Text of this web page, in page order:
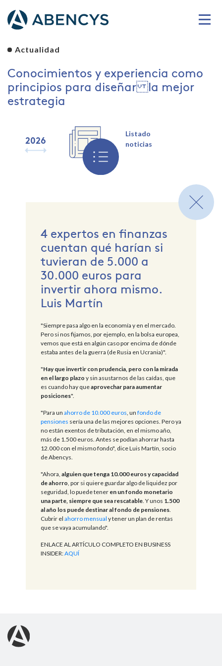
Actualidad
Conocimientos y experiencia como
principios para diseñar la mejor
estrategia
2026 2024 2023 2022 2021
Listado
noticias
4 expertos en finanzas
cuentan qué harían si
tuvieran de 5.000 a
30.000 euros para
invertir ahora mismo.
Luis Martín
"Siempre pasa algo en la economía y en el mercado.
Pero si nos fijamos, por ejemplo, en la bolsa europea,
vemos que está en algún caso por encima de dónde
estaba antes de la guerra (de Rusia en Ucrania)".
"Hay que invertir con prudencia, pero con la mirada
en el largo plazo y sin asustarnos de las caídas, que
es cuando hay queaprovechar para aumentar
posiciones".
"Para un ahorro de 10.000 euros , un fondo de
pensiones sería una de las mejores opciones. Pero ya
no están exentos de tributación, en el mismo año,
más de 1.500 euros. Antes se podían ahorrar hasta
12.000 con el mismo fondo", dice Luis Martín, socio
de Abencys.
"Ahora, alguien que tenga 10.000 euros y capacidad
de ahorro , por si quiere guardar algo de liquidez por
seguridad, lo puede tener en un fondo monetario
una parte, siempre que sea rescatable. Y unos 1.500
al año los puede destinar al fondo de pensiones.
Cubrir el ahorro mensual y tener un plan de rentas
que se vaya acumulando".
ENLACE AL ARTÍCULO COMPLETO EN BUSINESS
INSIDER:AQUÍ